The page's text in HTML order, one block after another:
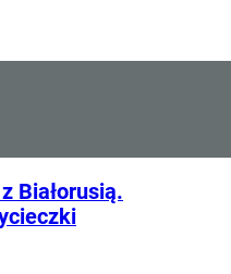
Białorusią.